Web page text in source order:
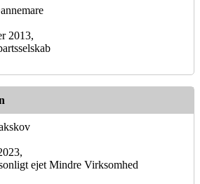
2013,
ejet Mindre Virksomhed